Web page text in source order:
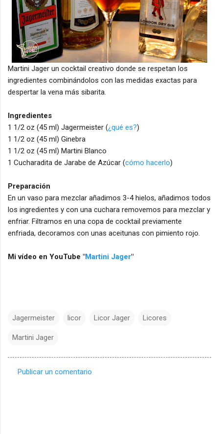
Martini Jager un cocktail creativo donde se respetan los
ingredientes combinándolos con las medidas exactas para
despertar la vena más sibarita.
Ingredientes
1 1/2 oz (45 ml) Jagermeister (¿qué es?)
1 1/2 oz (45 ml) Ginebra
1 1/2 oz (45 ml) Martini Blanco
1 Cucharadita de Jarabe de Azúcar (cómo hacerlo)
Preparación
En un vaso para mezclar añadimos 3-4 hielos, añadimos todos
los ingredientes y con una cuchara removemos para mezclar y
enfriar. Filtramos en una copa de cocktail previamente
enfriada, decoramos con unas aceitunas con pimiento rojo.
Mi vídeo en YouTube "Martini Jager"
Jagermeister licor Licor Jager Licores
Martini Jager
Publicar un comentario